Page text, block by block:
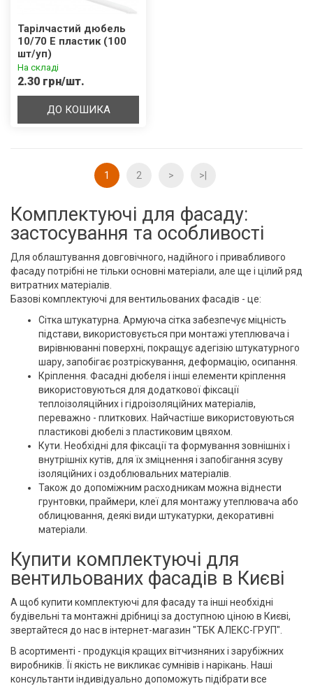
Комплектуючі для фасаду:
застосування та особливості
Для облаштування довговічного, надійного і привабливого
фасаду потрібні не тільки основні матеріали, але ще і цілий ряд
витратних матеріалів.
Базові комплектуючі для вентильованих фасадів - це:
Сітка штукатурна. Армуюча сітка забезпечує міцність
підстави, використовується при монтажі утеплювача і
вирівнюванні поверхні, покращує адегізію штукатурного
шару, запобігає розтріскування, деформацію, осипання.
Кріплення. Фасадні дюбеля і інші елементи кріплення
використовуються для додаткової фіксації
теплоізоляційних і гідроізоляційних матеріалів,
переважно - плиткових. Найчастіше використовуються
пластикові дюбелі з пластиковим цвяхом.
Кути. Необхідні для фіксації та формування зовнішніх і
внутрішніх кутів, для їх зміцнення і запобігання зсуву
ізоляційних і оздоблювальних матеріалів.
Також до допоміжним расходникам можна віднести
грунтовки, праймери, клеї для монтажу утеплювача або
облицювання, деякі види штукатурки, декоративні
матеріали.
Купити комплектуючі для
вентильованих фасадів в Києві
А щоб купити комплектуючі для фасаду та інші необхідні
будівельні та монтажні дрібниці за доступною ціною в Києві,
звертайтеся до нас в інтернет-магазин "ТБК АЛЕКС-ГРУП".
В асортименті - продукція кращих вітчизняних і зарубіжних
виробників. Її якість не викликає сумнівів і нарікань. Наші
консультанти індивідуально допоможуть підібрати все
Тарілчастий дюбель
10/70 Е пластик (100
шт/уп)
На складі
2.30 грн/шт.
ДО КОШИКА
1 2 > >|